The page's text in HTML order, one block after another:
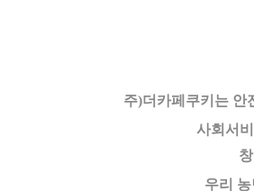
주)더카페쿠키는 안
사회서
우리